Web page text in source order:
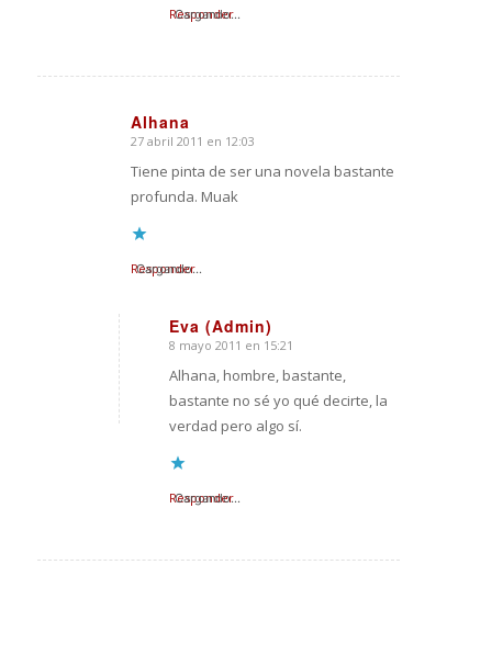
Cargando...
Responder
Alhana
Dice:
27 abril 2011 en 12:03
Tiene pinta de ser una novela bastante
profunda. Muak
Cargando...
Responder
Eva (Admin)
Dice:
8 mayo 2011 en 15:21
Alhana, hombre, bastante,
bastante no sé yo qué decirte, la
verdad pero algo sí.
Cargando...
Responder